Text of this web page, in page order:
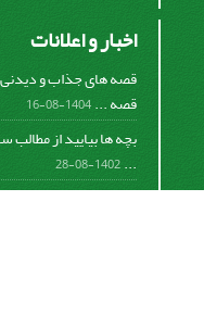
اخبار و اعلانات
قصه های جذاب و
قصه ...1404-08-16
بچه ها بیایید از
...
1402-08-28